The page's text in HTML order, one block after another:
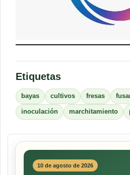
Etiquetas
bayas cultivos fresas
inoculación marchitamiento
10 de agosto de 2026